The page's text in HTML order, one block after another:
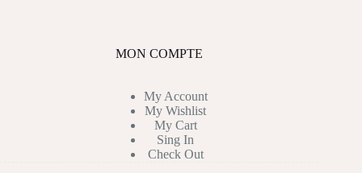
MON COMPTE
My Account
My Wishlist
My Cart
Sing In
Check Out